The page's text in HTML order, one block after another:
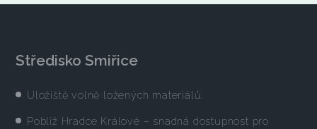
Středisko Smiřice
Uložiště volně ložených materiálů.
Poblíž Hradce Králové – snadná dostupnost pro